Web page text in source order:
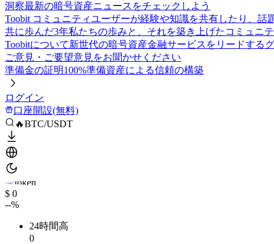
洞察最新の暗号資産ニュースをチェックしよう
Toobit コミュニティユーザーが経験や知識を共有したり、話
共に歩んだ3年私たちの歩みと、それを築き上げたコミュニ
Toobitについて新世代の暗号資産金融サービスをリードする
ご意見・ご要望意見をお聞かせください
準備金の証明100%準備資産による信頼の構築
ログイン
口座開設(無料)
🔥BTC/USDT
$ 0
--%
24時間高
0